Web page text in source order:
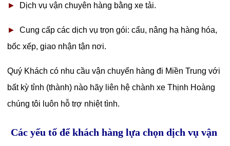
► Dịch vụ vận chuyên hàng bằng xe tải.
►
Cung cấp các dịch vụ trọn gói: cẩu, nâng hạ hàng hóa,
bốc xếp, giao nhận tận nơi.
Quý Khách có nhu cầu vận chuyển hàng đi Miền Trung với
bất kỳ tỉnh (thành) nào hãy liên hệ chành xe Thịnh Hoàng
chúng tôi luôn hỗ trợ nhiệt tình.
Các yếu tố để khách hàng lựa chọn dịch vụ vận